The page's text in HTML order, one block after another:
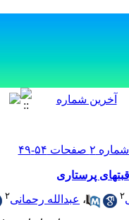
پرستاری
۲ ، عبدالله رحمانی۲